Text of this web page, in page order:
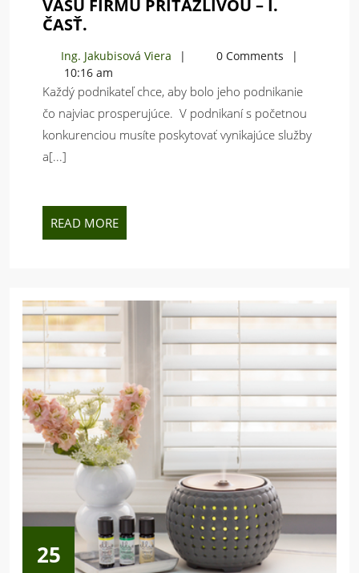
VAŠU FIRMU PRÍŤAŽLIVOU – I.
ČASŤ.
SHUI
TIPOV
AKO
UROBIŤ
VAŠU
I.
ČASŤ.
Ing. Jakubisová VieraIng.
Viera
0 Comments
10:16 am
Každý podnikateľ chce, aby bolo jeho podnikanie
čo najviac prosperujúce. V podnikaní s početnou
konkurenciou musíte poskytovať vynikajúce služby
a[...]
READ MOREREAD
MORE
25